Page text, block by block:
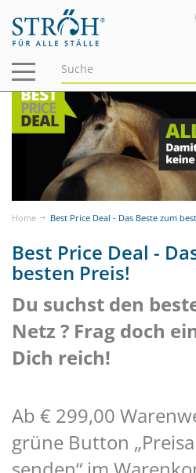
Navigation
ein-/ausblenden
Home Best Price Deal - Das Beste zum
Best Price Deal -
besten Preis!
Du suchst den
Netz ? Frag doch
Dich reich!
Ab € 299,00
grüne Button